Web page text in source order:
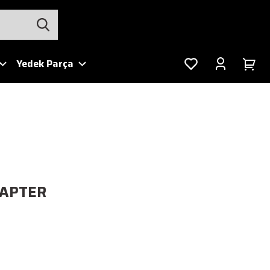
Yedek Parça